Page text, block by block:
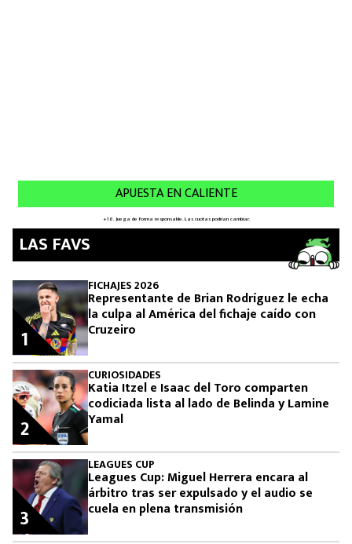
LAS FAVS
FICHAJES 2026
Representante de Brian Rodríguez le echa
la culpa al América del fichaje caído con
Cruzeiro
1
CURIOSIDADES
Katia Itzel e Isaac del Toro comparten
codiciada lista al lado de Belinda y Lamine
Yamal
2
LEAGUES CUP
Leagues Cup: Miguel Herrera encara al
árbitro tras ser expulsado y el audio se
cuela en plena transmisión
3